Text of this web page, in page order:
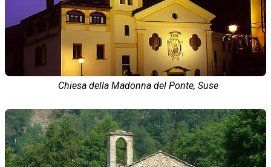
Chiesa della Madonna del Ponte, Suse